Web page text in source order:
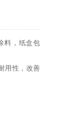
料，纸盒包
用性，改善